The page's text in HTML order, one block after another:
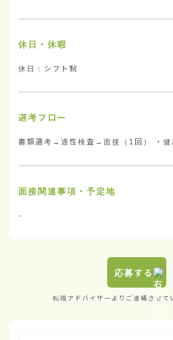
休日・休暇
休日：シフト制
選考フロー
書類選考→適性検査→面接（1回） ・
面接関連事項・予定地
-
応募する
転職アドバイザーよりご連絡させて